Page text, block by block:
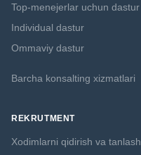
Top-menejerlar uchun dastur
Individual dastur
Ommaviy dastur
Barcha konsalting xizmatlari
REKRUTMENT
Xodimlarni qidirish va tanlash